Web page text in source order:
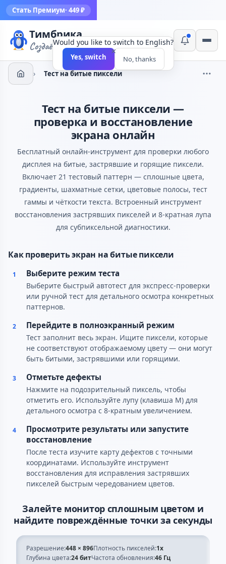
Стать Премиум· 449 ₽
Тимбрика
Создаём инструменты
› Тест на битые пиксели
Тест на битые пиксели —
проверка и восстановление
экрана онлайн
Бесплатный онлайн-инструмент для проверки любого
дисплея на битые, застрявшие и горящие пиксели.
Включает 21 тестовый паттерн — сплошные цвета,
градиенты, шахматные сетки, цветовые полосы, тест
гаммы и чёткости текста. Встроенный инструмент
восстановления застрявших пикселей и 8-кратная лупа
для субпиксельной диагностики.
Как проверить экран на битые пиксели
1 Выберите режим теста
Выберите быстрый автотест для экспресс-проверки
или ручной тест для детального осмотра конкретных
паттернов.
2 Перейдите в полноэкранный режим
Тест заполнит весь экран. Ищите пиксели, которые
не соответствуют отображаемому цвету — они могут
быть битыми, застрявшими или горящими.
3 Отметьте дефекты
Нажмите на подозрительный пиксель, чтобы
отметить его. Используйте лупу (клавиша M) для
детального осмотра с 8-кратным увеличением.
4
Просмотрите результаты или запустите
восстановление
После теста изучите карту дефектов с точными
координатами. Используйте инструмент
восстановления для исправления застрявших
пикселей быстрым чередованием цветов.
Залейте монитор сплошным цветом и
найдите повреждённые точки за секунды
Разрешение:448 × 896Плотность пикселей:1x
Глубина цвета:24 битЧастота обновления:46 Гц
×
Would you like to switch to English?
Yes, switch No, thanks